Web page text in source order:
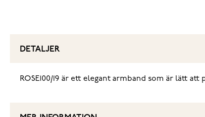
DETALJER
ROSE100/19 är ett elegant armband som är lätt